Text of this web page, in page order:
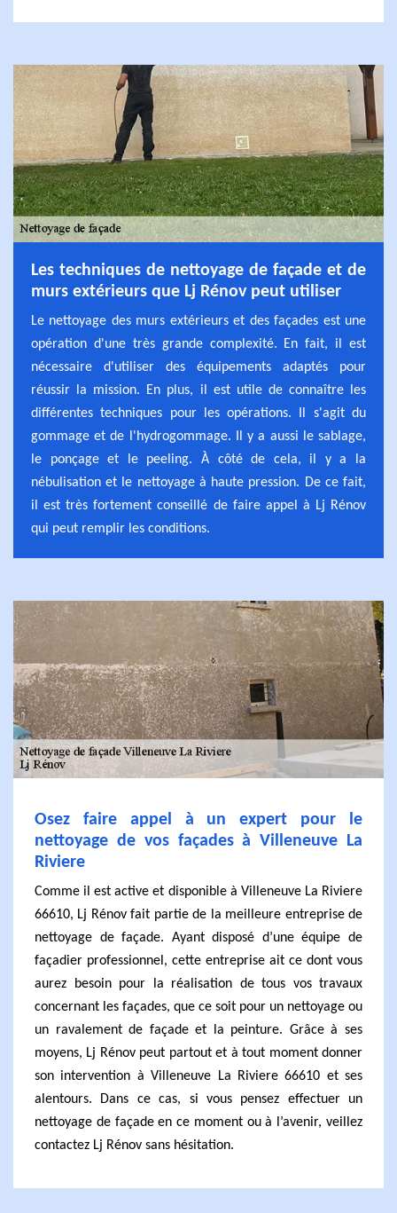
Les techniques de nettoyage de façade et de
murs extérieurs que Lj Rénov peut utiliser
Le nettoyage des murs extérieurs et des façades est une
opération d'une très grande complexité. En fait, il est
nécessaire d'utiliser des équipements adaptés pour
réussir la mission. En plus, il est utile de connaître les
différentes techniques pour les opérations. Il s'agit du
gommage et de l'hydrogommage. Il y a aussi le sablage,
le ponçage et le peeling. À côté de cela, il y a la
nébulisation et le nettoyage à haute pression. De ce fait,
il est très fortement conseillé de faire appel à Lj Rénov
qui peut remplir les conditions.
Osez faire appel à un expert pour le
nettoyage de vos façades à Villeneuve La
Riviere
Comme il est active et disponible à Villeneuve La Riviere
66610, Lj Rénov fait partie de la meilleure entreprise de
nettoyage de façade. Ayant disposé d’une équipe de
façadier professionnel, cette entreprise ait ce dont vous
aurez besoin pour la réalisation de tous vos travaux
concernant les façades, que ce soit pour un nettoyage ou
un ravalement de façade et la peinture. Grâce à ses
moyens, Lj Rénov peut partout et à tout moment donner
son intervention à Villeneuve La Riviere 66610 et ses
alentours. Dans ce cas, si vous pensez effectuer un
nettoyage de façade en ce moment ou à l’avenir, veillez
contactez Lj Rénov sans hésitation.